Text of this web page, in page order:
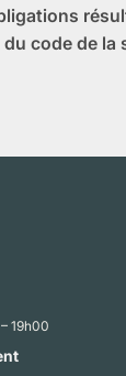
code de la
19h00